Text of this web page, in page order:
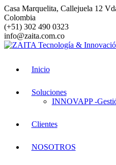
Saltar
al
contenido
Casa Marquelita, Callejuela 12
Colombia
(+51) 302 490 0323
info@zaita.com.co
Inicio
Soluciones
INNOVAPP -
Clientes
NOSOTROS